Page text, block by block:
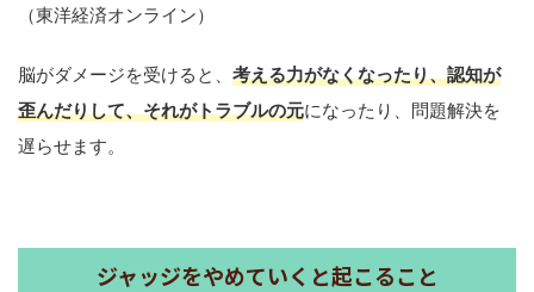
（東洋経済オンライン）
脳がダメージを受けると、 考える力がなくなったり、認知が
歪んだりして、それがトラブルの元になったり、問題解決を
遅らせます。
ジャッジをやめていくと起こること